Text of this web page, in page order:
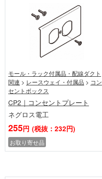
モール・ラック付属品・配線ダクト
関連 > レースウェイ・付属品 > コン
セントボックス
CP2｜コンセントプレート
ネグロス電工
255円 (税抜：232円)
お取り寄せ品